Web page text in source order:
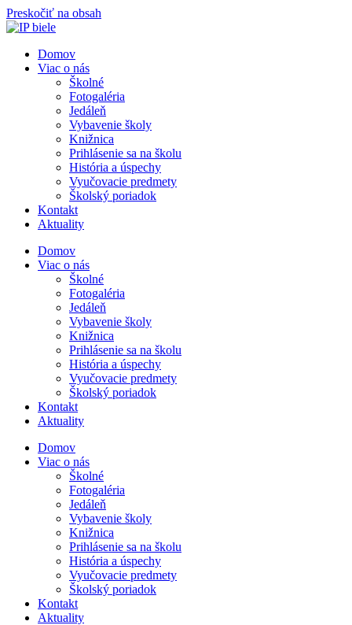
Preskočiť na obsah
Domov
Viac o nás
Školné
Fotogaléria
Jedáleň
Vybavenie školy
Knižnica
Prihlásenie sa na školu
História a úspechy
Vyučovacie predmety
Školský poriadok
Kontakt
Aktuality
Domov
Viac o nás
Školné
Fotogaléria
Jedáleň
Vybavenie školy
Knižnica
Prihlásenie sa na školu
História a úspechy
Vyučovacie predmety
Školský poriadok
Kontakt
Aktuality
Domov
Viac o nás
Školné
Fotogaléria
Jedáleň
Vybavenie školy
Knižnica
Prihlásenie sa na školu
História a úspechy
Vyučovacie predmety
Školský poriadok
Kontakt
Aktuality